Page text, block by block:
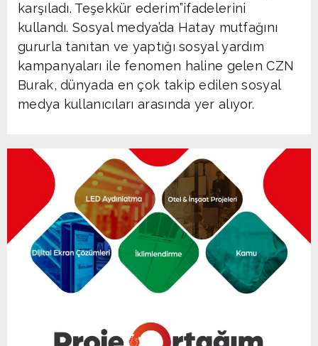
karşıladı. Teşekkür ederim”ifadelerini
kullandı. Sosyal medya’da Hatay mutfağını
gururla tanıtan ve yaptığı sosyal yardım
kampanyaları ile fenomen haline gelen CZN
Burak, dünyada en çok takip edilen sosyal
medya kullanıcıları arasında yer alıyor.